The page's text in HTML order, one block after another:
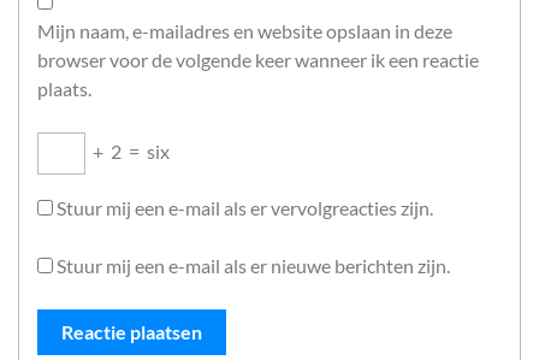
Mijn naam, e-mailadres en website opslaan in deze
browser voor de volgende keer wanneer ik een reactie
plaats.
+ 2 = six
Stuur mij een e-mail als er vervolgreacties zijn.
Stuur mij een e-mail als er nieuwe berichten zijn.